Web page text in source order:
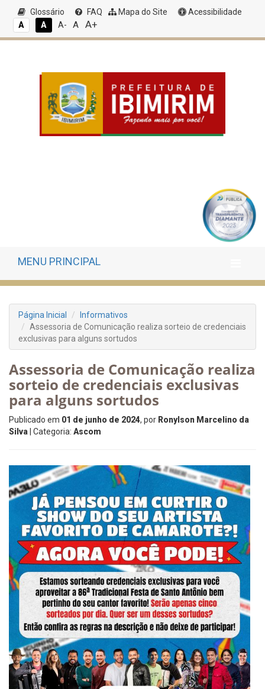
Glossário FAQ Mapa do Site
Acessibilidade
A
A A- A A+
MENU PRINCIPAL
Página Inicial
Informativos
Assessoria de Comunicação realiza sorteio de credenciais
exclusivas para alguns sortudos
Assessoria de Comunicação realiza
sorteio de credenciais exclusivas
para alguns sortudos
Publicado em 01 de junho de 2024, por Ronylson Marcelino da
Silva | Categoria: Ascom